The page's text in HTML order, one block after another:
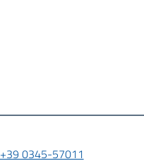
+39 0345-57011